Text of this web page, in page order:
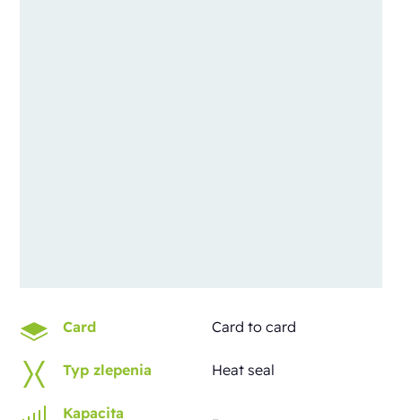
Card Card to card
Typ zlepenia Heat seal
Kapacita